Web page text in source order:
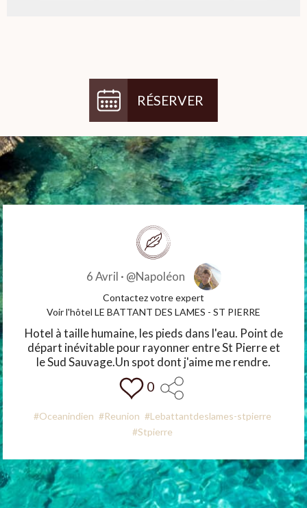
RÉSERVER
6 Avril · @Napoléon
Contactez votre expert
Voir l'hôtel LE BATTANT DES LAMES - ST PIERRE
Hotel à taille humaine, les pieds dans l'eau. Point de
départ inévitable pour rayonner entre St Pierre et
le Sud Sauvage.Un spot dont j'aime me rendre.
0
#Oceanindien #Reunion #Lebattantdeslames-stpierre
#Stpierre